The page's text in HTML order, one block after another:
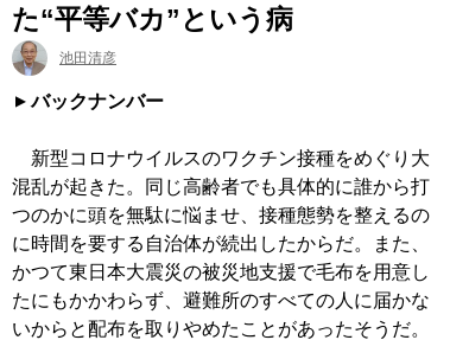
た“平等バカ”という病
池田清彦
バックナンバー
新型コロナウイルスのワクチン接種をめぐり大
混乱が起きた。同じ高齢者でも具体的に誰から打
つのかに頭を無駄に悩ませ、接種態勢を整えるの
に時間を要する自治体が続出したからだ。また、
かつて東日本大震災の被災地支援で毛布を用意し
たにもかかわらず、避難所のすべての人に届かな
いからと配布を取りやめたことがあったそうだ。